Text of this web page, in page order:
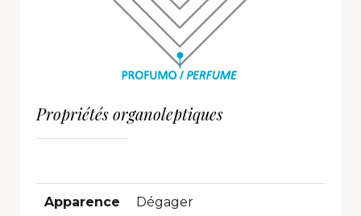
Propriétés organoleptiques
Apparence Dégager